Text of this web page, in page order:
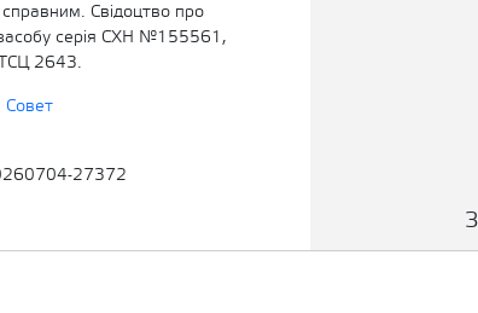
Свідоцтво про
серія СХН №155561,
2643.
Совет
27372